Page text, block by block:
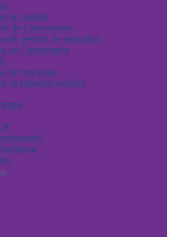
de calidad
de Convivencia
de gestión de seguridad
de Convivencia
de funciones
de primeros auxilios